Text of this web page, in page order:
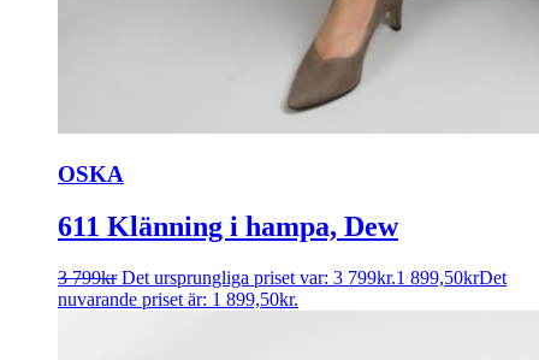
OSKA
611 Klänning i hampa, Dew
3 799kr Det ursprungliga priset var: 3 799kr.1 899,50krDet
nuvarande priset är: 1 899,50kr.